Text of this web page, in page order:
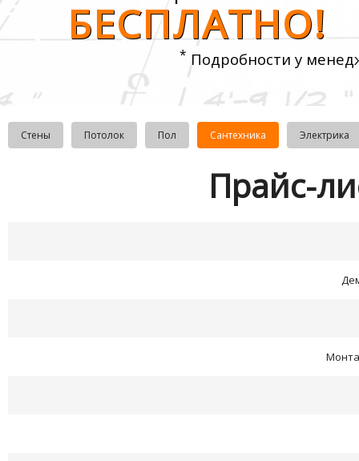
БЕСПЛАТНО!
* Подробности у
Стены Потолок Пол Сантехника Электрика
Прайс-